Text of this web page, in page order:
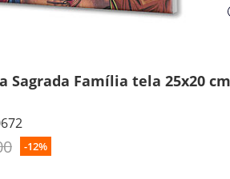
Sagrada Família tela 25x20 cm
-12%